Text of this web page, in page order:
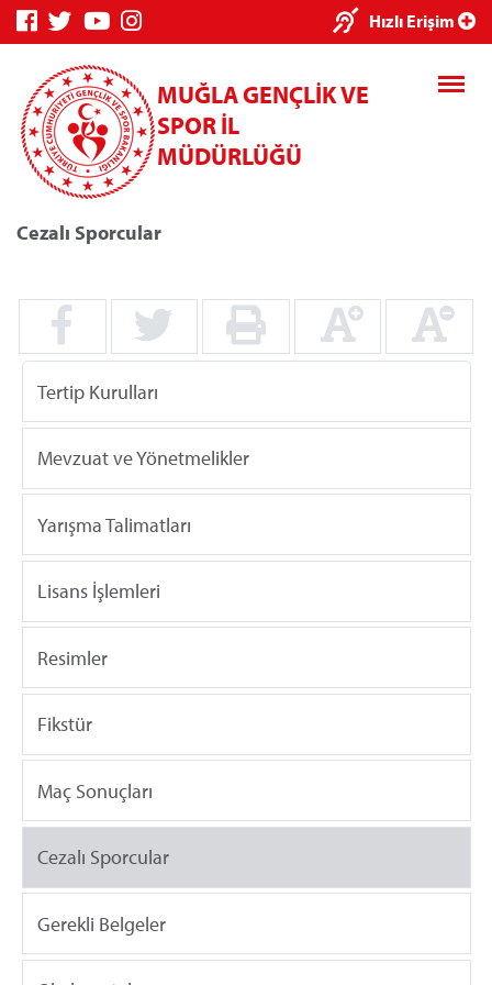
Hızlı Erişim
MUĞLA GENÇLİK VE
SPOR İL
MÜDÜRLÜĞÜ
Cezalı Sporcular
Tertip Kurulları
Mevzuat ve Yönetmelikler
Yarışma Talimatları
Lisans İşlemleri
Resimler
Fikstür
Maç Sonuçları
Cezalı Sporcular
Gerekli Belgeler
×
Genç Bilgi
Kredi/Yurt E-